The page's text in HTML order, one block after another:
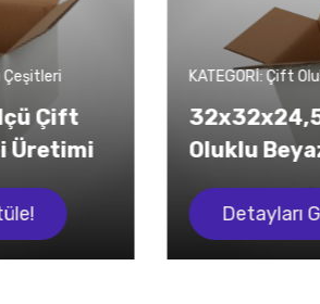
KATEGORİ: Çift Oluklu Koli Çeşitleri
32x32x24,5 cm Ölçü Çift
Oluklu Beyaz Koli Üretimi
Detayları Görüntüle!